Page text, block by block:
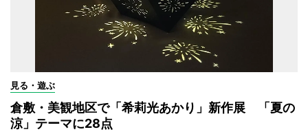
見る・遊ぶ
倉敷・美観地区で「希莉光あかり」新作展 「夏の
涼」テーマに28点